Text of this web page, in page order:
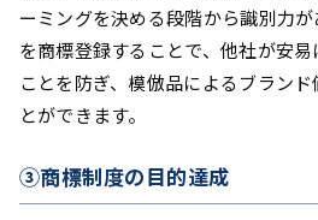
ーミングを決める段階から識別力
を商標登録することで、他社が安
ことを防ぎ、模倣品によるブラン
とができます。
③商標制度の目的達成